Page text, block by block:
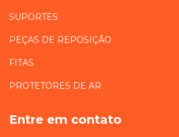
SUPORTES
PEÇAS DE REPOSIÇÃO
FITAS
PROTETORES DE AR
Entre em contato